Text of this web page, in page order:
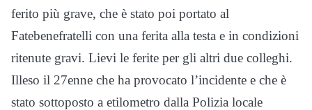
ferito più grave, che è stato poi portato al
Fatebenefratelli con una ferita alla testa e in condizioni
ritenute gravi. Lievi le ferite per gli altri due colleghi.
Illeso il 27enne che ha provocato l’incidente e che è
stato sottoposto a etilometro dalla Polizia locale